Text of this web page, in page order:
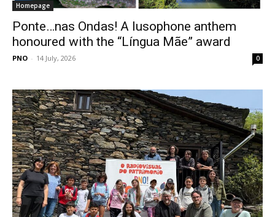
Homepage
Ponte…nas Ondas! A lusophone anthem
honoured with the “Língua Mãe” award
PNO - 14 July, 2026 0